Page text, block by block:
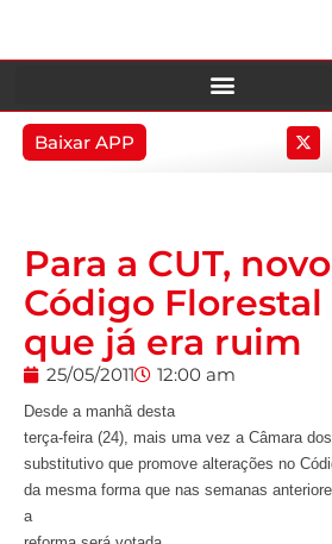
Baixar APP
Para a CUT,
Código
que já era ruim
25/05/2011 12:00 am
Desde a manhã desta
terça-feira (24), mais uma vez a Câmara
substitutivo que promove alterações no
da mesma forma que nas semanas
a